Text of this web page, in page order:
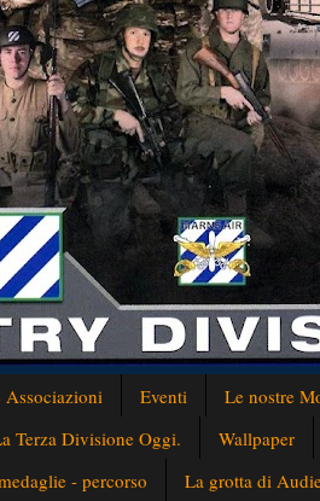
Associazioni Eventi Le nostre
Terza Divisione Oggi. Wallpaper
- percorso
La grotta di